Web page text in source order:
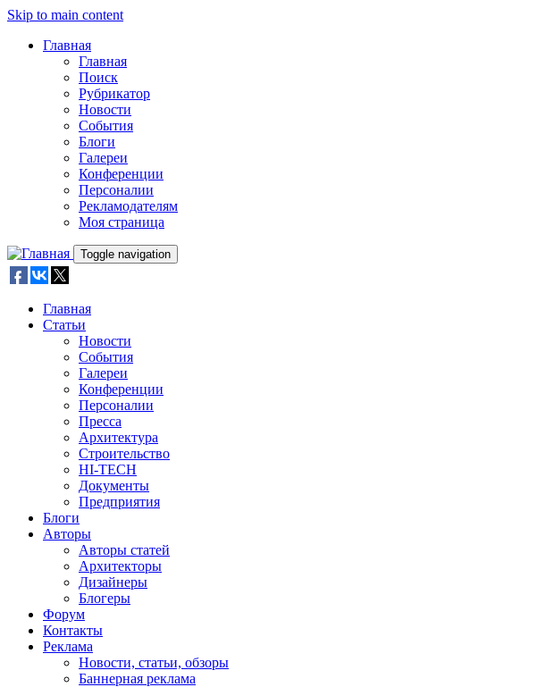
Skip to main content
Главная
Главная
Поиск
Рубрикатор
Новости
События
Блоги
Галереи
Конференции
Персоналии
Рекламодателям
Моя страница
Toggle navigation
Главная
Статьи
Новости
События
Галереи
Конференции
Персоналии
Пресса
Архитектура
Строительство
HI-TECH
Документы
Предприятия
Блоги
Авторы
Авторы статей
Архитекторы
Дизайнеры
Блогеры
Форум
Контакты
Реклама
Новости, статьи, обзоры
Баннерная реклама